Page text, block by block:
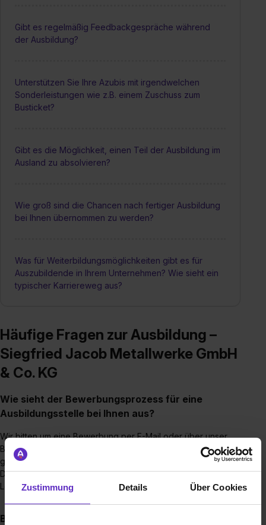
Zustimmung Details Über Cookies
Gibt es regelmäßig Feedbackgespräche während
der Ausbildung?
Unterstützen Sie Ihre Azubis mit irgendwelchen
Sonderleistungen wie z.B. einem Zuschuss zum
Busticket?
Gibt es die Möglichkeit, einen Teil der Ausbildung im
Ausland zu absolvieren?
Wie groß sind die Chancen nach fertiger Ausbildung
bei Ihnen übernommen zu werden?
Was für Weiterbildungsmöglichkeiten gibt es für
Auszubildende in Ihrem Unternehmen? Wie sieht ein
typischer Karriereweg aus?
Häufige Fragen zur Ausbildung –
Siegfried Jacob Metallwerke GmbH
& Co. KG
Wie sieht der Bewerbungsprozess für eine
Ausbildungsstelle bei Ihnen aus?
Wir bitten um eine Bewerbung per E-Mail oder über unser
Bewerberportal. Auch über aubsildung. de darfst du dich
gerne bewerben.
Danach findet ein Einstellungstest statt und bei guter
Leistung kommt es zu einem Vorstellungsgespräch.
Bis wann muss man sich für einen